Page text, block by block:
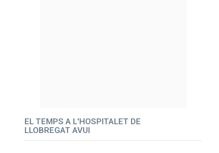
EL TEMPS A L'HOSPITALET DE
LLOBREGAT AVUI